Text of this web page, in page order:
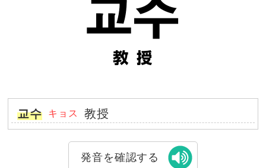
교수 キョス 教授
発音を確認する